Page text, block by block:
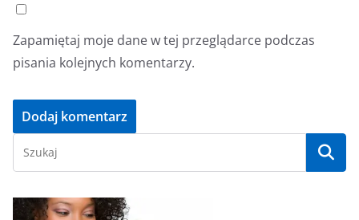
Zapamiętaj moje dane w tej przeglądarce podczas
pisania kolejnych komentarzy.